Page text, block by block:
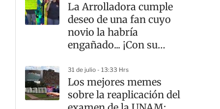
La Arrolladora cumple
deseo de una fan cuyo
novio la habría
engañado... ¡Con su
31 de julio - 13:33 Hrs
Los mejores memes
sobre la reaplicación del